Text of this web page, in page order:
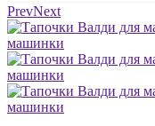
PrevNext